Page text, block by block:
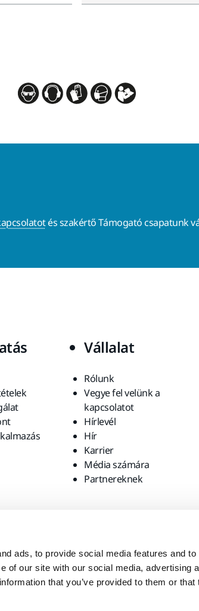
ads, to provide social media features and
of our site with our social media, advertising
that you’ve provided to them or that
és szakértő Támogató csapatunk
Vállalat
Rólunk
Vegye fel velünk a
kapcsolatot
Hírlevél
Hír
Karrier
Média számára
Partnereknek